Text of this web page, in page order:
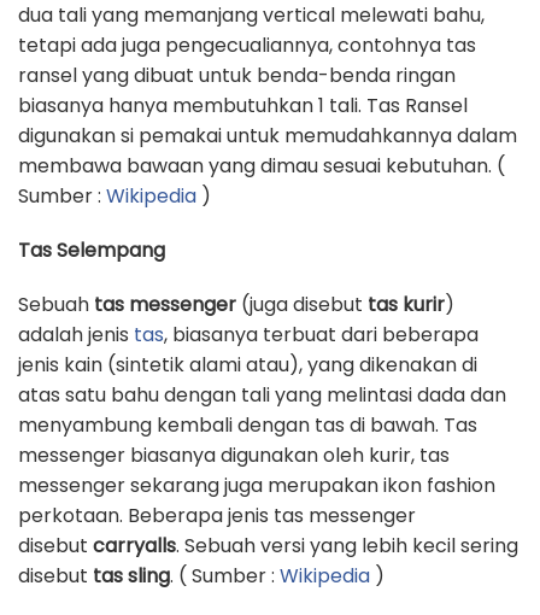
dua tali yang memanjang vertical melewati bahu,
tetapi ada juga pengecualiannya, contohnya tas
ransel yang dibuat untuk benda-benda ringan
biasanya hanya membutuhkan 1 tali. Tas Ransel
digunakan si pemakai untuk memudahkannya dalam
membawa bawaan yang dimau sesuai kebutuhan. (
Sumber : Wikipedia )
Tas Selempang
Sebuah tas messenger (juga disebut tas kurir)
adalah jenis tas, biasanya terbuat dari beberapa
jenis kain (sintetik alami atau), yang dikenakan di
atas satu bahu dengan tali yang melintasi dada dan
menyambung kembali dengan tas di bawah. Tas
messenger biasanya digunakan oleh kurir, tas
messenger sekarang juga merupakan ikon fashion
perkotaan. Beberapa jenis tas messenger
disebut carryalls. Sebuah versi yang lebih kecil sering
disebut tas sling. ( Sumber : Wikipedia )